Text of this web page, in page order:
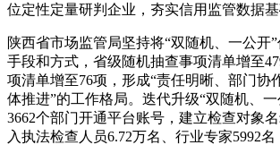
位定性定量研判企业，夯实信用监管数据基
陕西省市场监管局坚持将“双随机、一公开
手段和方式，省级随机抽查事项清单增至
项清单增至76项，形成“责任明晰、部门协
体推进”的工作格局。迭代升级“双随机、一
3662个部门开通平台账号，建立检查对象
入执法检查人员6.72万名、行业专家5992